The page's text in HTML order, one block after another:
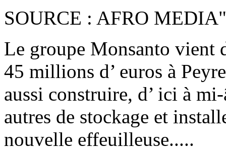
SOURCE : AFRO MEDIA"
Le groupe Monsanto vient
45 millions d’ euros à
aussi construire, d’ ici à
autres de stockage et
nouvelle effeuilleuse.....